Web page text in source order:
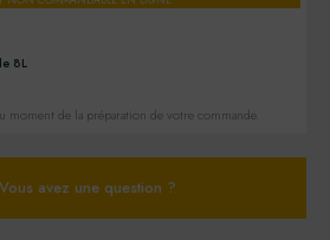
8L
moment de la préparation de votre commande.
Vous avez une question ?